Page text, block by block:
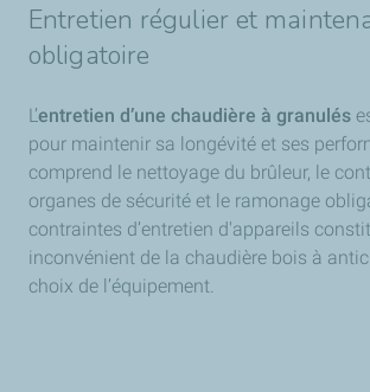
Entretien régulier et
obligatoire
L’entretien d’une chaudière à granulés
pour maintenir sa longévité et ses
comprend le nettoyage du brûleur, le
organes de sécurité et le ramonage
contraintes d’entretien d'appareils
inconvénient de la chaudière bois à
choix de l’équipement.